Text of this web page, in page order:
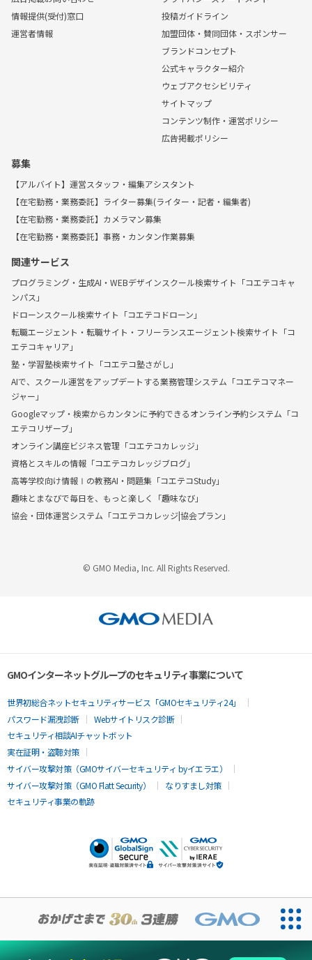
情報提供(受付)窓口
運営者情報
投稿ガイドライン
加盟団体・賛同団体・スポンサー
ブランドコンセプト
公式キャラクター紹介
ウェブアクセシビリティ
サイトマップ
コンテンツ制作・運営ポリシー
広告掲載ポリシー
募集
【アルバイト】運営スタッフ・編集アシスタント
【在宅勤務・業務委託】ライター募集(ライター・記者・編集者)
【在宅勤務・業務委託】カメラマン募集
【在宅勤務・業務委託】事務・カンタン作業募集
関連サービス
プログラミング・生成AI・WEBデザインスクール検索サイト「コエテコキャ
ンパス」
ドローンスクール検索サイト「コエテコドローン」
転職エージェント・転職サイト・フリーランスエージェント検索サイト「コ
エテコキャリア」
塾・学習塾検索サイト「コエテコ塾さがし」
AIで、スクール運営をアップデートする業務管理システム「コエテコマネー
ジャー」
Googleマップ・検索からカンタンに予約できるオンライン予約システム「コ
エテコリザーブ」
オンライン講座ビジネス管理「コエテコカレッジ」
資格とスキルの情報「コエテコカレッジブログ」
高等学校向け情報Ⅰの教務AI・問題集「コエテコStudy」
趣味とまなびで毎日を、もっと楽しく「趣味なび」
協会・団体運営システム「コエテコカレッジ|協会プラン」
© GMO Media, Inc. All Rights Reserved.
GMOインターネットグループのセキュリティ事業について
世界初総合ネットセキュリティサービス「GMOセキュリティ24」
パスワード漏洩診断
Webサイトリスク診断
セキュリティ相談AIチャットボット
実在証明・盗聴対策
サイバー攻撃対策（GMOサイバーセキュリティ byイエラエ）
サイバー攻撃対策（GMO Flatt Security）
なりすまし対策
セキュリティ事業の軌跡